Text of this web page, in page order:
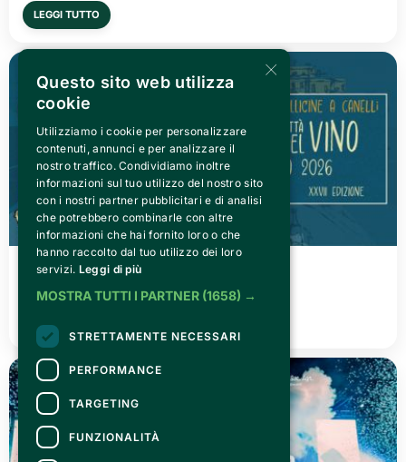
LEGGI TUTTO
VENERDÌ 03 LUGLIO 2026
×
Questo sito web utilizza
cookie
Utilizziamo i cookie per personalizzare
contenuti, annunci e per analizzare il
nostro traffico. Condividiamo inoltre
informazioni sul tuo utilizzo del nostro sito
con i nostri partner pubblicitari e di analisi
che potrebbero combinarle con altre
informazioni che hai fornito loro o che
hanno raccolto dal tuo utilizzo dei loro
servizi. Leggi di più
MOSTRA TUTTI I PARTNER (1658) →
STRETTAMENTE NECESSARI
PERFORMANCE
TARGETING
FUNZIONALITÀ